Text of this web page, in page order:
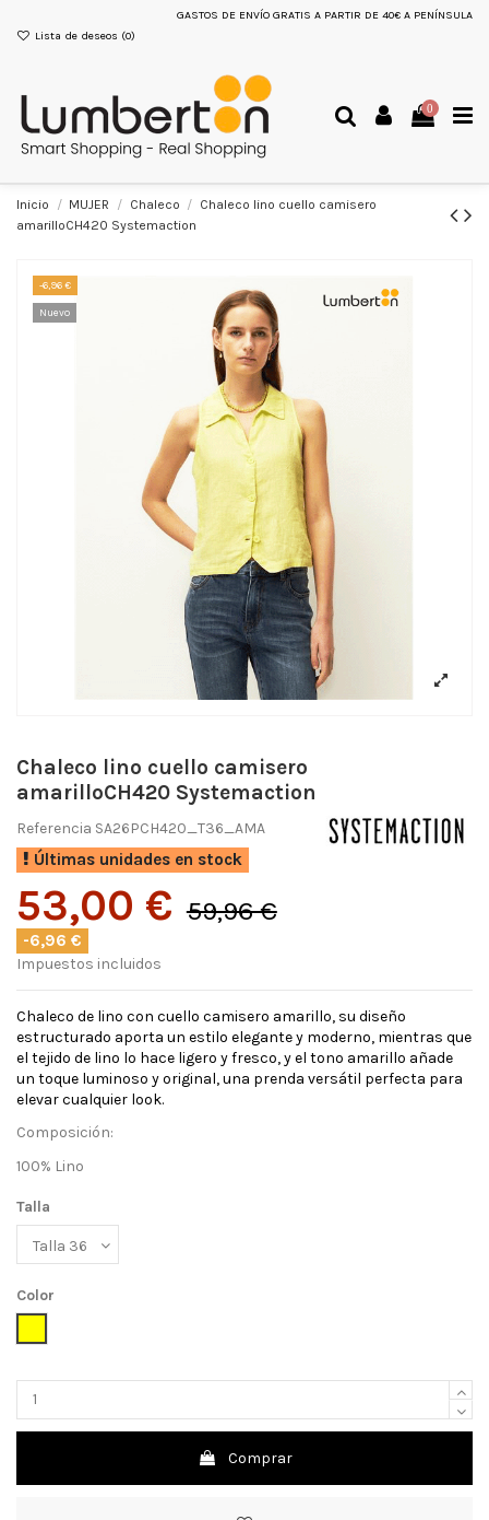
GASTOS DE ENVÍO GRATIS A PARTIR DE 40€ A PENÍNSULA
Lista de deseos (0)
0
Inicio MUJER Chaleco
Chaleco lino cuello camisero
amarilloCH420 Systemaction
-6,96 €
Nuevo
Chaleco lino cuello camisero
amarilloCH420 Systemaction
Referencia SA26PCH420_T36_AMA
Últimas unidades en stock
53,00 € 59,96 €
-6,96 €
Impuestos incluidos
Chaleco de lino con cuello camisero amarillo, su diseño
estructurado aporta un estilo elegante y moderno, mientras que
el tejido de lino lo hace ligero y fresco, y el tono amarillo añade
un toque luminoso y original, una prenda versátil perfecta para
elevar cualquier look.
Composición:
100% Lino
Talla
Color
Comprar